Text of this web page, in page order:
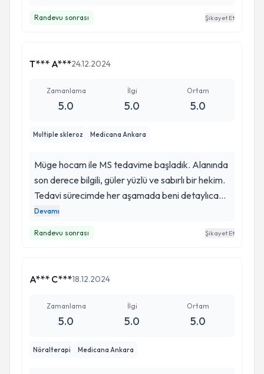
Randevu sonrası Şikayet Et
T*** A***24.12.2024
Zamanlama
5.0
İlgi
5.0
Ortam
5.0
Multiple skleroz Medicana Ankara
Müge hocam ile MS tedavime başladık. Alanında
son derece bilgili, güler yüzlü ve sabırlı bir hekim.
Tedavi sürecimde her aşamada beni detaylıca
bilgilendirdi ve bitmek bilmeyen sorularımı
Devamı
Randevu sonrası Şikayet Et
A*** C***18.12.2024
Zamanlama
5.0
İlgi
5.0
Ortam
5.0
Nöralterapi Medicana Ankara